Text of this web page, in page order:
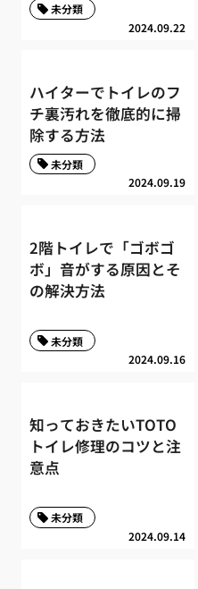
2024.09.22
未分類
ハイターでトイレのフ
チ裏汚れを徹底的に掃
除する方法
2024.09.19
未分類
2階トイレで「ゴボゴ
ボ」音がする原因とそ
の解決方法
2024.09.16
未分類
知っておきたいTOTO
トイレ修理のコツと注
意点
2024.09.14
未分類